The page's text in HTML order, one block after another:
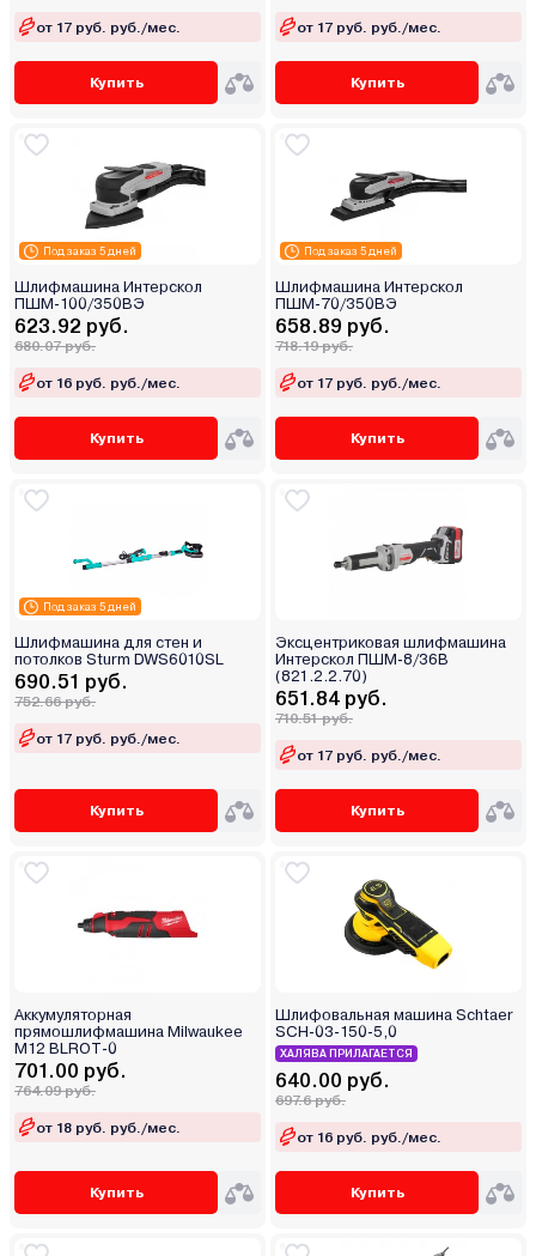
от 17 руб. руб./мес.
Купить
от 17 руб. руб./мес.
Купить
Под заказ 5 дней
Шлифмашина Интерскол
ПШМ-100/350ВЭ
623.92 руб.
680.07 руб.
от 16 руб. руб./мес.
Купить
Под заказ 5 дней
Шлифмашина Интерскол
ПШМ-70/350ВЭ
658.89 руб.
718.19 руб.
от 17 руб. руб./мес.
Купить
Под заказ 5 дней
Шлифмашина для стен и
потолков Sturm DWS6010SL
690.51 руб.
752.66 руб.
от 17 руб. руб./мес.
Купить
Эксцентриковая шлифмашина
Интерскол ПШМ-8/36В
(821.2.2.70)
651.84 руб.
710.51 руб.
от 17 руб. руб./мес.
Купить
Аккумуляторная
прямошлифмашина Milwaukee
M12 BLROT-0
701.00 руб.
764.09 руб.
от 18 руб. руб./мес.
Купить
Шлифовальная машина Schtaer
SCH-03-150-5,0
ХАЛЯВА ПРИЛАГАЕТСЯ
640.00 руб.
697.6 руб.
от 16 руб. руб./мес.
Купить